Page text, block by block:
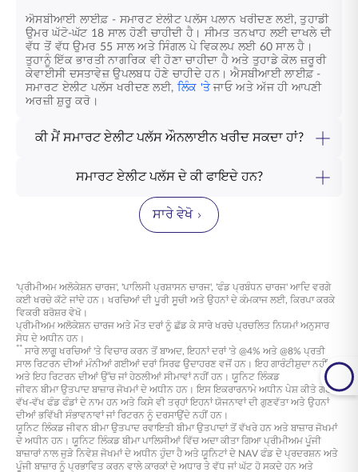
ਐਸਬੀਆਈ ਲਾਈਫ਼ - ਸਮਾਰਟ ਏਲੀਟ ਪਲੱਸਪਲਾਨ ਖਰੀਦਣ ਲਈ, ਤੁਹਾਡੀ
ਉਮਰ ਘੱਟੋ-ਘੱਟ 18 ਸਾਲ ਹੋਣੀ ਚਾਹੀਦੀ ਹੈ। ਸੀਮਤ ਤਨਖਾਹ ਲਈ ਦਾਖਲੇ ਦੀ
ਵੱਧ ਤੋਂ ਵੱਧ ਉਮਰ 55 ਸਾਲ ਅਤੇ ਸਿੰਗਲ ਪੇ ਵਿਕਲਪ ਲਈ 60 ਸਾਲ ਹੈ।
ਤੁਹਾਨੂੰ ਇੱਕ ਭਾਰਤੀ ਨਾਗਰਿਕ ਵੀ ਹੋਣਾ ਚਾਹੀਦਾ ਹੈ ਅਤੇ ਤੁਹਾਡੇ ਕੋਲ ਜ਼ਰੂਰੀ
ਕੇਵਾਈਸੀ ਦਸਤਾਵੇਜ਼ ਉਪਲਬਧ ਹੋਣੇ ਚਾਹੀਦੇ ਹਨ।ਐਸਬੀਆਈ ਲਾਈਫ਼ -
ਸਮਾਰਟ ਏਲੀਟ ਪਲੱਸਖਰੀਦਣ ਲਈ, ਲਿੰਕ 'ਤੇਜਾਓ ਅਤੇ ਅੱਜ ਹੀ ਆਪਣੀ
ਅਰਜ਼ੀ ਸ਼ੁਰੂ ਕਰੋ।
ਕੀ ਮੈਂ ਸਮਾਰਟ ਏਲੀਟ ਪਲੱਸ ਔਨਲਾਈਨ ਖਰੀਦ ਸਕਦਾ ਹਾਂ?
ਤੇ ਜਾਓ, ਆਪਣੇ ਵੇਰਵੇ ਭਰੋ, ਅਤੇ ਕੁਝ ਕੁ ਕਲਿੱਕਾਂ ਵਿੱਚ ਭਵਿੱਖ ਲਈ
ਦੌਲਤ ਬਣਾਉਂਦੇ ਹੋਏ ਆਪਣੇ ਪਰਿਵਾਰ ਦੀ ਰੱਖਿਆ ਕਰਨਾ ਸ਼ੁਰੂ ਕਰੋ।
ਸਮਾਰਟ ਏਲੀਟ ਪਲੱਸ ਦੇ ਕੀ ਫਾਇਦੇ ਹਨ?
ਦਾ ਆਧਾਰ ਹਨ, ਜੋ ਇੱਕ ਵਿਆਪਕ ਵਿੱਤੀ ਹੱਲ ਤਿਆਰ ਕਰਦੇ ਹਨ ਜੋ
ਤੁਹਾਡੇ ਜੀਵਨ ਦੇ ਬਦਲਦੇ ਦ੍ਰਿਸ਼ ਦੇ ਅਨੁਕੂਲ ਹੁੰਦਾ ਹੈ। ਤੁਹਾਡੇ ਅਜ਼ੀਜ਼ਾਂ ਲਈ
ਕਵਰੇਜ ਸਥਿਰ ਰਹਿੰਦੀ ਹੈ, ਜਿਸ ਨਾਲ ਤੁਹਾਡੇ ਪਰਿਵਾਰ ਨੂੰ ਆਪਣੇ ਟੀਚਿਆਂ
ਪਾਲਿਸੀ ਸਾਲ ਤੋਂ ਬਾਅਦ, ਇਕੱਠੇ ਹੋਏ ਫੰਡਾਂ ਤੱਕ ਪਹੁੰਚ ਤੁਹਾਡੇ ਦੁਆਰਾ ਬਣਾਏ
ਗਏ ਦੌਲਤ ਢਾਂਚੇ ਨੂੰ ਸੁਰੱਖਿਅਤ ਰੱਖਦੇ ਹੋਏ ਜੀਵਨ ਦੇ ਪਲਾਂ ਨੂੰ ਨੈਵੀਗੇਟ ਕਰਨ
ਲਈ ਵਿੱਤੀ ਸਹਾਇਤਾ ਪ੍ਰਦਾਨ ਕਰਦੀ ਹੈ। ਐਸਬੀਆਈ ਲਾਈਫ਼ - ਸਮਾਰਟ
ਏਲੀਟ ਪਲੱਸ ਬਾਰੇ ਹੋਰ ਜਾਣਨ ਲਈ, ਅੱਜ ਹੀ ਸਾਡੇ ਮਾਹਰਾਂ ਨਾਲ ਸੰਪਰਕ
ਕਰੋ।
ਸਾਰੇ ਵੇਖੋ
'ਪ੍ਰੀਮੀਅਮ ਅਲੋਕੇਸ਼ਨ ਚਾਰਜ', 'ਪਾਲਿਸੀ ਪ੍ਰਸ਼ਾਸਨ ਚਾਰਜ', 'ਫੰਡ ਪ੍ਰਬੰਧਨ ਚਾਰਜ' ਆਦਿ ਵਰਗੇ
ਕਈ ਖਰਚੇ ਕੱਟੇ ਜਾਂਦੇ ਹਨ। ਖਰਚਿਆਂ ਦੀ ਪੂਰੀ ਸੂਚੀ ਅਤੇ ਉਹਨਾਂ ਦੇ ਕੰਮਕਾਜ ਲਈ, ਕਿਰਪਾ ਕਰਕੇ
ਵਿਕਰੀ ਬਰੋਸ਼ਰ ਵੇਖੋ।
ਪ੍ਰੀਮੀਅਮ ਅਲੋਕੇਸ਼ਨ ਚਾਰਜ ਅਤੇ ਮੌਤ ਦਰਾਂ ਨੂੰ ਛੱਡ ਕੇ ਸਾਰੇ ਖਰਚੇ ਪ੍ਰਚਲਿਤ ਨਿਯਮਾਂ ਅਨੁਸਾਰ
ਸੋਧ ਦੇ ਅਧੀਨ ਹਨ।
** ਸਾਰੇ ਲਾਗੂ ਖਰਚਿਆਂ 'ਤੇ ਵਿਚਾਰ ਕਰਨ ਤੋਂ ਬਾਅਦ, ਇਹਨਾਂ ਦਰਾਂ 'ਤੇ @4% ਅਤੇ @8% ਪ੍ਰਤੀ
ਸਾਲ ਰਿਟਰਨ ਦੀਆਂ ਮੰਨੀਆਂ ਗਈਆਂ ਦਰਾਂ ਸਿਰਫ ਉਦਾਹਰਣ ਵਜੋਂ ਹਨ। ਇਹ ਗਾਰੰਟੀਸ਼ੁਦਾ ਨਹੀਂ ਹਨ
ਅਤੇ ਇਹ ਰਿਟਰਨ ਦੀਆਂ ਉੱਚ ਜਾਂ ਹੇਠਲੀਆਂ ਸੀਮਾਵਾਂ ਨਹੀਂ ਹਨ। ਯੂਨਿਟ ਲਿੰਕਡ
ਜੀਵਨ ਬੀਮਾ ਉਤਪਾਦ ਬਾਜ਼ਾਰ ਜੋਖਮਾਂ ਦੇ ਅਧੀਨ ਹਨ। ਇਸ ਇਕਰਾਰਨਾਮੇ ਅਧੀਨ ਪੇਸ਼ ਕੀਤੇ ਗਏ
ਵੱਖ-ਵੱਖ ਫੰਡ ਫੰਡਾਂ ਦੇ ਨਾਮ ਹਨ ਅਤੇ ਕਿਸੇ ਵੀ ਤਰ੍ਹਾਂ ਇਹਨਾਂ ਯੋਜਨਾਵਾਂ ਦੀ ਗੁਣਵੱਤਾ ਅਤੇ ਉਹਨਾਂ
ਦੀਆਂ ਭਵਿੱਖੀ ਸੰਭਾਵਨਾਵਾਂ ਜਾਂ ਰਿਟਰਨ ਨੂੰ ਦਰਸਾਉਂਦੇ ਨਹੀਂ ਹਨ।
ਯੂਨਿਟ ਲਿੰਕਡ ਜੀਵਨ ਬੀਮਾ ਉਤਪਾਦ ਰਵਾਇਤੀ ਬੀਮਾ ਉਤਪਾਦਾਂ ਤੋਂ ਵੱਖਰੇ ਹਨ ਅਤੇ ਬਾਜ਼ਾਰ ਜੋਖਮਾਂ
ਦੇ ਅਧੀਨ ਹਨ। ਯੂਨਿਟ ਲਿੰਕਡ ਬੀਮਾ ਪਾਲਿਸੀਆਂ ਵਿੱਚ ਅਦਾ ਕੀਤਾ ਗਿਆ ਪ੍ਰੀਮੀਅਮ ਪੂੰਜੀ
ਬਾਜ਼ਾਰਾਂ ਨਾਲ ਜੁੜੇ ਨਿਵੇਸ਼ ਜੋਖਮਾਂ ਦੇ ਅਧੀਨ ਹੁੰਦਾ ਹੈ ਅਤੇ ਯੂਨਿਟਾਂ ਦੇ NAV ਫੰਡ ਦੇ ਪ੍ਰਦਰਸ਼ਨ ਅਤੇ
ਪੂੰਜੀ ਬਾਜ਼ਾਰ ਨੂੰ ਪ੍ਰਭਾਵਿਤ ਕਰਨ ਵਾਲੇ ਕਾਰਕਾਂ ਦੇ ਅਧਾਰ ਤੇ ਵੱਧ ਜਾਂ ਘੱਟ ਹੋ ਸਕਦੇ ਹਨ ਅਤੇ